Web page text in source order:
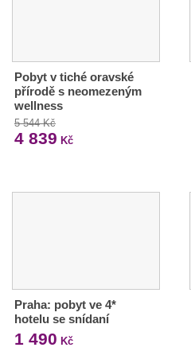
Pobyt v tiché oravské
přírodě s neomezeným
wellness
5 544 Kč
4 839 Kč
Praha: pobyt ve 4*
hotelu se snídaní
1 490 Kč